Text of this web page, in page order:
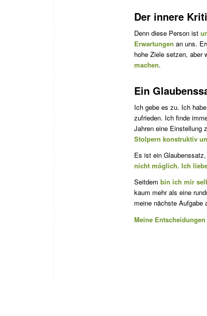
Der innere
Denn diese Person ist
Erwartungen an uns.
hohe Ziele setzen, aber
machen.
Ein
Ich gebe es zu. Ich
zufrieden. Ich finde
Jahren eine Einstellung
Stolpern konstruktiv
Es ist ein
nicht möglich. Ich
Seitdem bin ich mir
kaum mehr als eine
meine nächste Aufgabe
Meine Entscheidungen